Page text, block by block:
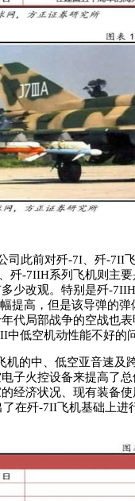
司此前对歼-7I、歼-7II
歼-7IIH系列飞机则主
少改观。特别是歼-
提高，但是该导弹的
代局部战争的空战也
中低空机动性能不好的
机的中、低空亚音速及
子火控设备来提高了
经济状况、现有装备
了在歼-7II飞机基础上